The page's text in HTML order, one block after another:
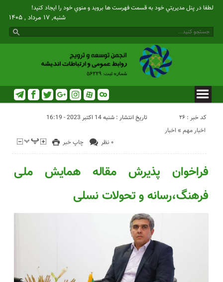
لطفا در پنل مديريتي خود به قسمت فهرست ها برويد و منوي خود را ايجاد كنيد!
شنبه, ۱۷ مرداد , ۱۴۰۵
کد خبر : 26 تاریخ انتشار : شنبه 14 اکتبر 2023 - 16:19
چاپ خبر ۰ نظر
اخبار « اخبار مهم
فراخوان پذیرش مقاله همایش ملی
فرهنگ،رسانه و تحولات نسلی